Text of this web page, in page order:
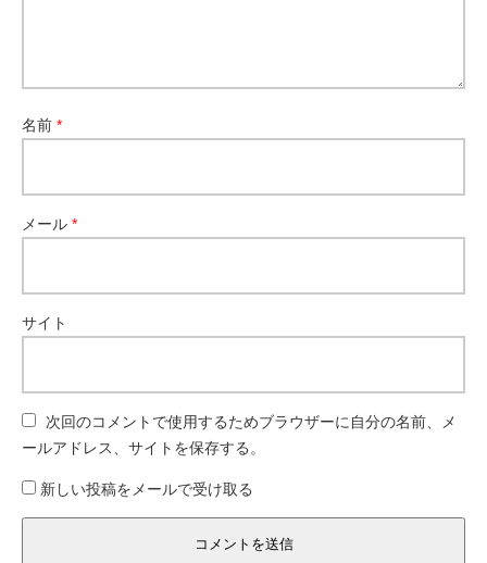
名前 *
メール *
サイト
次回のコメントで使用するためブラウザーに自分の名前、メ
ールアドレス、サイトを保存する。
新しい投稿をメールで受け取る